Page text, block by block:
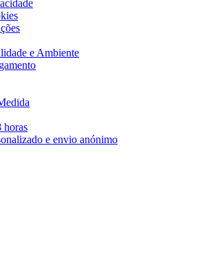
e Ambiente
horas
e envio anónimo